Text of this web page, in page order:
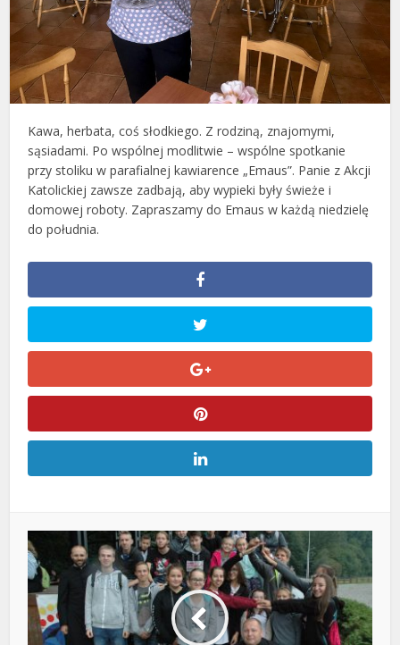
Kawa, herbata, coś słodkiego. Z rodziną, znajomymi,
sąsiadami. Po wspólnej modlitwie – wspólne spotkanie
przy stoliku w parafialnej kawiarence „Emaus”. Panie z Akcji
Katolickiej zawsze zadbają, aby wypieki były świeże i
domowej roboty. Zapraszamy do Emaus w każdą niedzielę
do południa.